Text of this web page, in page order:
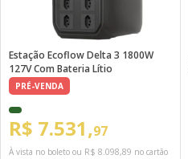
Estação Ecoflow Delta 3 1800W
127V Com Bateria Lítio
PRÉ-VENDA
R$ 7.531,97
À vista no boleto ou R$ 8.098,89 no cartão